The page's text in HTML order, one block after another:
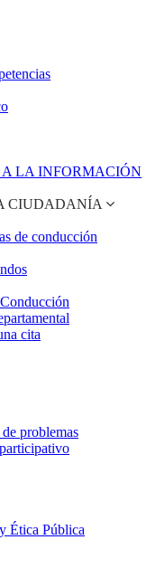
LA INFORMACIÓN
CIUDADANÍA
de conducción
cita
problemas
Ética Pública